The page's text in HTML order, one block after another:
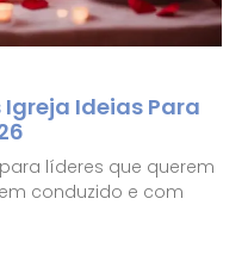
Ideias Para
líderes que querem
conduzido e com